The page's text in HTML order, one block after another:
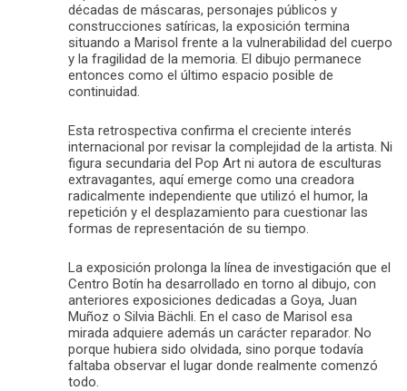
décadas de máscaras, personajes públicos y
construcciones satíricas, la exposición termina
situando a Marisol frente a la vulnerabilidad del cuerpo
y la fragilidad de la memoria. El dibujo permanece
entonces como el último espacio posible de
continuidad.
Esta retrospectiva confirma el creciente interés
internacional por revisar la complejidad de la artista. Ni
figura secundaria del Pop Art ni autora de esculturas
extravagantes, aquí emerge como una creadora
radicalmente independiente que utilizó el humor, la
repetición y el desplazamiento para cuestionar las
formas de representación de su tiempo.
La exposición prolonga la línea de investigación que el
Centro Botín ha desarrollado en torno al dibujo, con
anteriores exposiciones dedicadas a Goya, Juan
Muñoz o Silvia Bächli. En el caso de Marisol esa
mirada adquiere además un carácter reparador. No
porque hubiera sido olvidada, sino porque todavía
faltaba observar el lugar donde realmente comenzó
todo.